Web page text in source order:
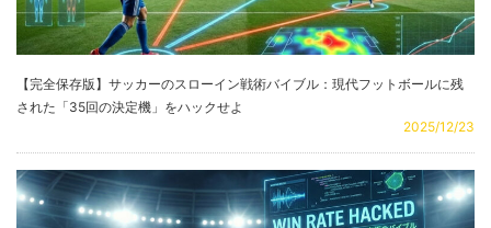
【完全保存版】サッカーのスローイン戦術バイブル：現代フットボールに残
された「35回の決定機」をハックせよ
2025/12/23